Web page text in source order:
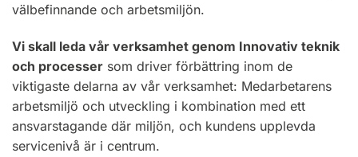
välbefinnande och arbetsmiljön.
Vi skall leda vår verksamhet genom Innovativ teknik
och processer som driver förbättring inom de
viktigaste delarna av vår verksamhet: Medarbetarens
arbetsmiljö och utveckling i kombination med ett
ansvarstagande där miljön, och kundens upplevda
servicenivå är i centrum.